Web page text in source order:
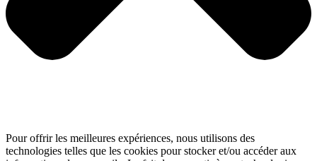
Pour offrir les meilleures expériences, nous utilisons des
technologies telles que les cookies pour stocker et/ou accéder aux